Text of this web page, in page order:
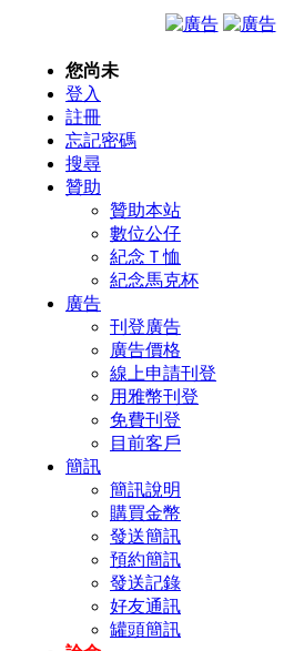
您尚未
登入
註冊
忘記密碼
搜尋
贊助
贊助本站
數位公仔
紀念Ｔ恤
紀念馬克杯
廣告
刊登廣告
廣告價格
線上申請刊登
用雅幣刊登
免費刊登
目前客戶
簡訊
簡訊說明
購買金幣
發送簡訊
預約簡訊
發送記錄
好友通訊
罐頭簡訊